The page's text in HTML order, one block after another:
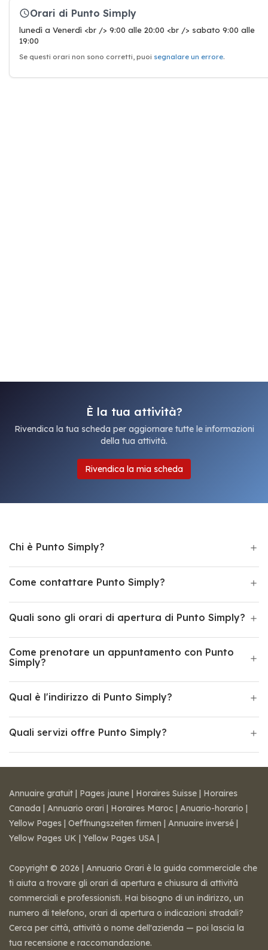
Orari di Punto Simply
lunedì a Venerdì <br /> 9:00 alle 20:00 <br /> sabato 9:00 alle
19:00
Se questi orari non sono corretti, puoi segnalare un errore.
È la tua attività?
Rivendica la tua scheda per aggiornare tutte le informazioni
della tua attività.
Rivendica la mia scheda
Chi è Punto Simply?
Come contattare Punto Simply?
Quali sono gli orari di apertura di Punto Simply?
Come prenotare un appuntamento con Punto
Simply?
Qual è l'indirizzo di Punto Simply?
Quali servizi offre Punto Simply?
Annuaire gratuit | Pages jaune | Horaires Suisse | Horaires
Canada | Annuario orari | Horaires Maroc | Anuario-horario |
Yellow Pages | Oeffnungszeiten firmen | Annuaire inversé |
Yellow Pages UK | Yellow Pages USA |
Copyright © 2026 | Annuario Orari è la guida commerciale che
ti aiuta a trovare gli orari di apertura e chiusura di attività
commerciali e professionisti. Hai bisogno di un indirizzo, un
numero di telefono, orari di apertura o indicazioni stradali?
Cerca per città, attività o nome dell'azienda — poi lascia la
tua recensione e raccomandazione.